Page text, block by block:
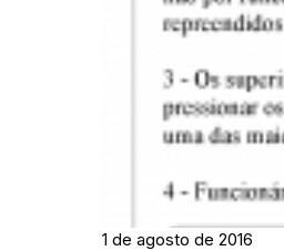
1 de agosto de 2016